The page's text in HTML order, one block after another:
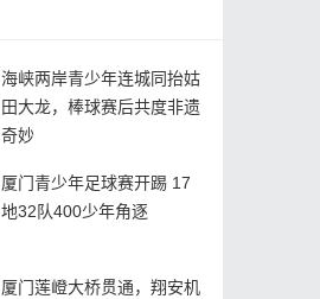
海峡两岸青少年连城同抬姑
田大龙，棒球赛后共度非遗
奇妙
厦门青少年足球赛开踢 17
地32队400少年角逐
厦门莲嶝大桥贯通，翔安机